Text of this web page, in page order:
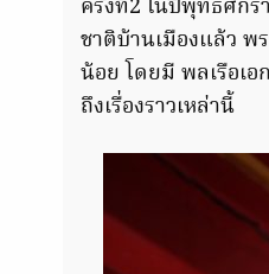
ครั้งที่2 ในปีพุทธศักร
ชาติบ้านเมืองแล้ว
น้อย โดยมี พลเรือเ
ถึงเรื่องราวเหล่านี้